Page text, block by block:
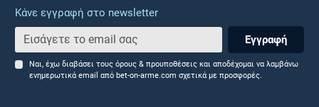
Κάνε εγγραφή στο newsletter
Εγγραφή
Ναι, έχω διαβάσει τους όρους & προυποθέσεις και αποδέχομαι να λαμβάνω
ενημερωτικά email από bet-on-arme.com σχετικά με προσφορές.